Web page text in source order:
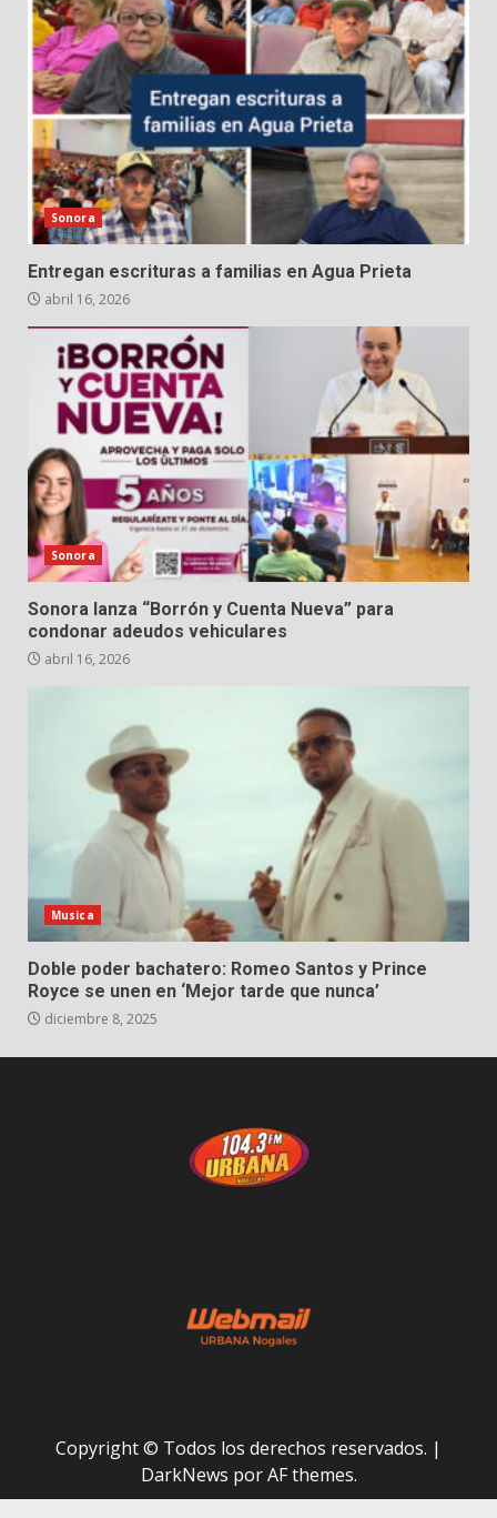
Sonora
Entregan escrituras a familias en Agua Prieta
abril 16, 2026
Sonora
Sonora lanza “Borrón y Cuenta Nueva” para
condonar adeudos vehiculares
abril 16, 2026
Musica
Doble poder bachatero: Romeo Santos y Prince
Royce se unen en ‘Mejor tarde que nunca’
diciembre 8, 2025
Copyright © Todos los derechos reservados. |
DarkNews por AF themes.